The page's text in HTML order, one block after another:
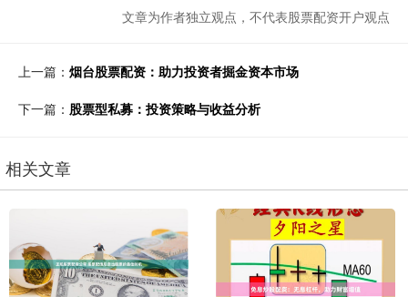
文章为作者独立观点，不代表股票配资开户观点
上一篇： 烟台股票配资：助力投资者掘金资本市场
下一篇： 股票型私募：投资策略与收益分析
相关文章